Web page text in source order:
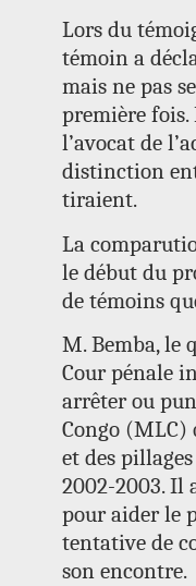
Lors du
témoin a
mais ne pas
première fois.
l’avocat de
distinction
tiraient.
La
le début du
de témoins
M. Bemba, le
Cour pénale
arrêter ou
Congo (MLC)
et des
2002-2003. Il
pour aider le
tentative de
son encontre.